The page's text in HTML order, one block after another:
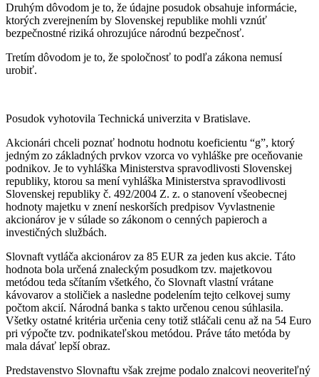
Druhým dôvodom je to, že údajne posudok obsahuje informácie,
ktorých zverejnením by Slovenskej republike mohli vznúť
bezpečnostné riziká ohrozujúce národnú bezpečnosť.
Tretím dôvodom je to, že spoločnosť to podľa zákona nemusí
urobiť.
Posudok vyhotovila Technická univerzita v Bratislave.
Akcionári chceli poznať hodnotu hodnotu koeficientu “g”, ktorý
jedným zo základných prvkov vzorca vo vyhláške pre oceňovanie
podnikov. Je to vyhláška Ministerstva spravodlivosti Slovenskej
republiky, ktorou sa mení vyhláška Ministerstva spravodlivosti
Slovenskej republiky č. 492/2004 Z. z. o stanovení všeobecnej
hodnoty majetku v znení neskorších predpisov Vyvlastnenie
akcionárov je v súlade so zákonom o cenných papieroch a
investičných službách.
Slovnaft vytláča akcionárov za 85 EUR za jeden kus akcie. Táto
hodnota bola určená znaleckým posudkom tzv. majetkovou
metódou teda sčítaním všetkého, čo Slovnaft vlastní vrátane
kávovarov a stoličiek a nasledne podelením tejto celkovej sumy
počtom akcií. Národná banka s takto určenou cenou súhlasila.
Všetky ostatné kritéria určenia ceny totiž stláčali cenu až na 54 Euro
pri výpočte tzv. podnikateľskou metódou. Práve táto metóda by
mala dávať lepší obraz.
Predstavenstvo Slovnaftu však zrejme podalo znalcovi neoveriteľný